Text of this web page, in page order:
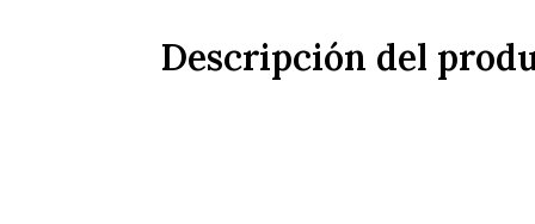
Descripción del